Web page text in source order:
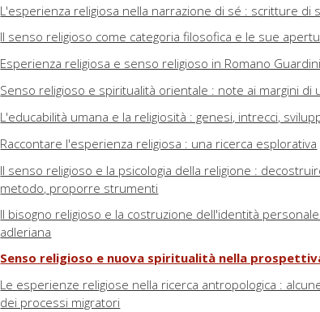
L'esperienza religiosa nella narrazione di sé : scritture di
Il senso religioso come categoria filosofica e le sue
Esperienza religiosa e senso religioso in Romano
Senso religioso e spiritualità orientale : note ai margini di
L'educabilità umana e la religiosità : genesi, intrecci,
Raccontare l'esperienza religiosa : una ricerca esplorativa
Il senso religioso e la psicologia della religione :
metodo, proporre strumenti
Il bisogno religioso e la costruzione dell'identità
adleriana
Senso religioso e nuova spiritualità nella
Le esperienze religiose nella ricerca antropologica :
dei processi migratori